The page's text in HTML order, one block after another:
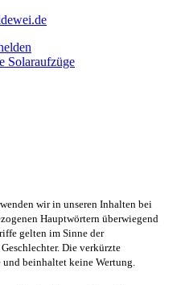
Solaraufzüge
wir in unseren Inhalten bei
Hauptwörtern überwiegend
gelten im Sinne der
Die verkürzte
beinhaltet keine Wertung.